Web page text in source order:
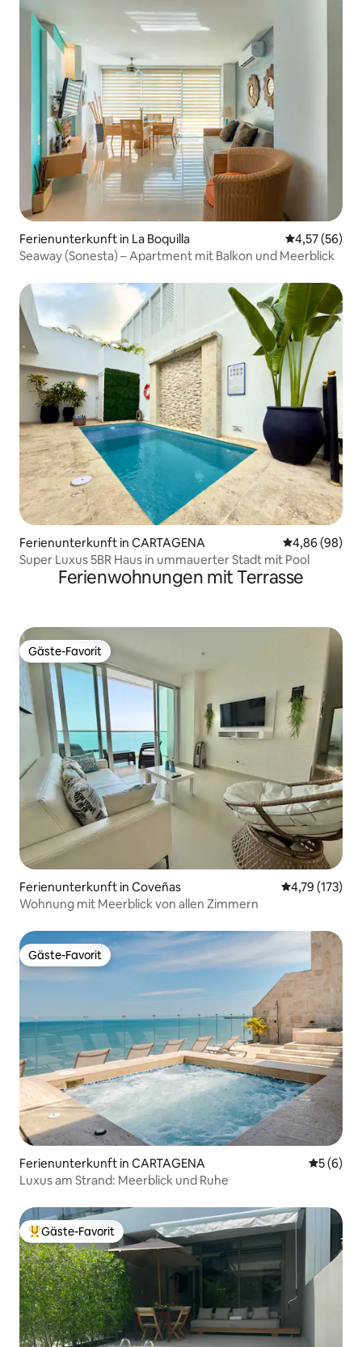
Ferienunterkunft in La Boquilla
4,57 (56)
Seaway (Sonesta) – Apartment mit Balkon und Meerblick
Ferienunterkunft in CARTAGENA
4,86 (98)
Super Luxus 5BR Haus in ummauerter Stadt mit Pool
Ferienwohnungen mit Terrasse
Gäste-Favorit
Gäste-Favorit
Ferienunterkunft in Coveñas
4,79 (173)
Wohnung mit Meerblick von allen Zimmern
Gäste-Favorit
Gäste-Favorit
Ferienunterkunft in CARTAGENA
5 (6)
Luxus am Strand: Meerblick und Ruhe
Beliebter Gäste-Favorit.
Gäste-Favorit